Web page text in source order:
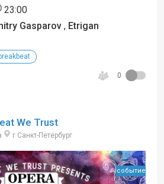
23:00
Gasparov , Etrigan
breakbeat
0
We Trust
г Санкт-Петербург
событие